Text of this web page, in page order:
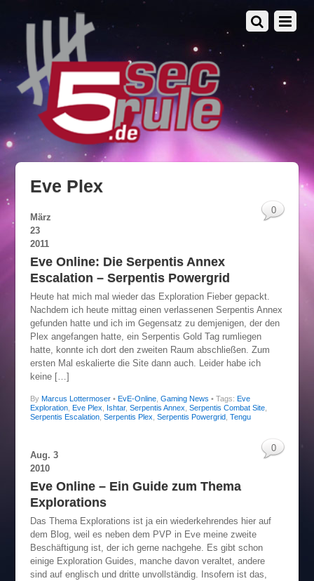
Eve Plex
März
23
2011
Eve Online: Die Serpentis Annex
Escalation – Serpentis Powergrid
Heute hat mich mal wieder das Exploration Fieber gepackt.
Nachdem ich heute mittag einen verlassenen Serpentis Annex
gefunden hatte und ich im Gegensatz zu demjenigen, der den
Plex angefangen hatte, ein Serpentis Gold Tag rumliegen
hatte, konnte ich dort den zweiten Raum abschließen. Zum
ersten Mal eskalierte die Site dann auch. Leider habe ich
keine […]
By Marcus Lottermoser• EvE-Online, Gaming News
0
• Tags: Eve
Exploration, Eve Plex Ishtar, Serpentis Annex Serpentis Combat Site,
Serpentis Escalation, Serpentis Plex Serpentis Powergrid, Tengu
Aug. 3
2010
Eve Online – Ein Guide zum Thema
Explorations
Das Thema Explorations ist ja ein wiederkehrendes hier auf
dem Blog, weil es neben dem PVP in Eve meine zweite
Beschäftigung ist, der ich gerne nachgehe. Es gibt schon
einige Exploration Guides, manche davon veraltet, andere
sind auf englisch und dritte unvollständig. Insofern ist das,
0